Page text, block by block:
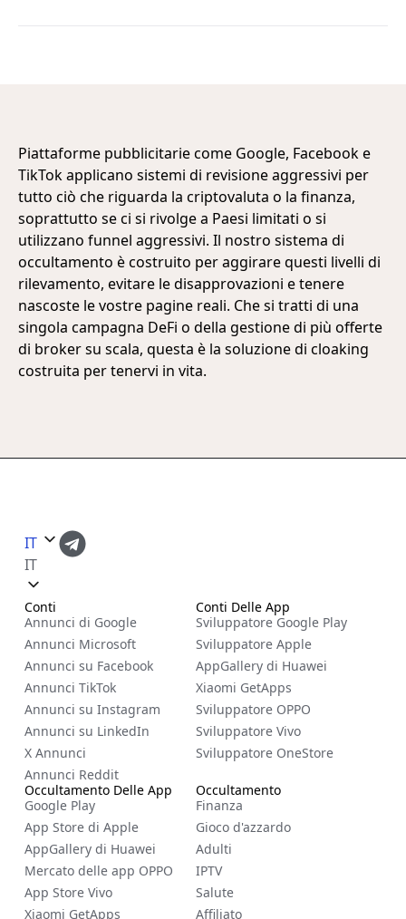
Piattaforme pubblicitarie come Google, Facebook e
TikTok applicano sistemi di revisione aggressivi per
tutto ciò che riguarda la criptovaluta o la finanza,
soprattutto se ci si rivolge a Paesi limitati o si
utilizzano funnel aggressivi. Il nostro sistema di
occultamento è costruito per aggirare questi livelli di
rilevamento, evitare le disapprovazioni e tenere
nascoste le vostre pagine reali. Che si tratti di una
singola campagna DeFi o della gestione di più offerte
di broker su scala, questa è la soluzione di cloaking
costruita per tenervi in vita.
IT
IT
Conti
Annunci di Google
Annunci Microsoft
Annunci su Facebook
Annunci TikTok
Annunci su Instagram
Annunci su LinkedIn
X Annunci
Annunci Reddit
Occultamento
Finanza
Gioco d'azzardo
Adulti
IPTV
Salute
Affiliato
Conti Delle App
Sviluppatore Google Play
Sviluppatore Apple
AppGallery di Huawei
Xiaomi GetApps
Sviluppatore OPPO
Sviluppatore Vivo
Sviluppatore OneStore
Occultamento Delle App
Google Play
App Store di Apple
AppGallery di Huawei
Mercato delle app OPPO
App Store Vivo
Xiaomi GetApps